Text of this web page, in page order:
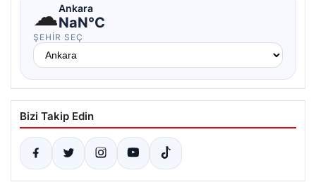
☁Ankara
NaN°C
ŞEHIR SEÇ
Bizi Takip Edin